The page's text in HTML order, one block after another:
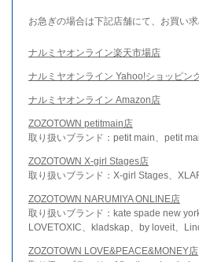
お急ぎの場合は下記店舗にて、お買い求
ナルミヤオンライン楽天市場店
ナルミヤオンライン Yahoo!ショッピン
ナルミヤオンライン Amazon店
ZOZOTOWN petitmain店
取り扱いブランド：petit main、petit
ZOZOTOWN X-girl Stages店
取り扱いブランド：X-girl Stages、
ZOZOTOWN NARUMIYA ONLINE店
取り扱いブランド：kate spade new
LOVETOXIC、kladskap、by loveit、
ZOZOTOWN LOVE&PEACE&MONEY店